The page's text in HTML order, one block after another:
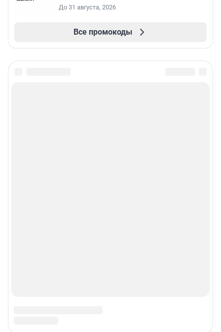
До 31 августа, 2026
Все промокоды